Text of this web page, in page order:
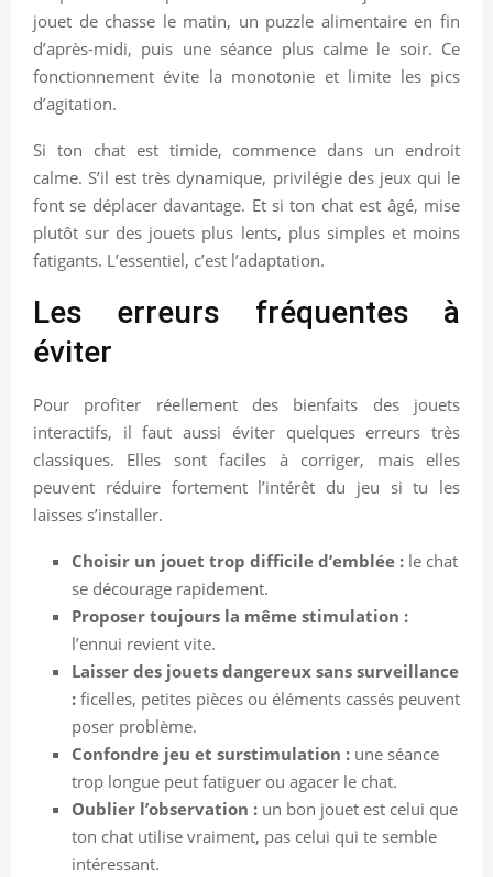
jouet de chasse le matin, un puzzle alimentaire en fin
d’après-midi, puis une séance plus calme le soir. Ce
fonctionnement évite la monotonie et limite les pics
d’agitation.
Si ton chat est timide, commence dans un endroit
calme. S’il est très dynamique, privilégie des jeux qui le
font se déplacer davantage. Et si ton chat est âgé, mise
plutôt sur des jouets plus lents, plus simples et moins
fatigants. L’essentiel, c’est l’adaptation.
Les erreurs fréquentes à
éviter
Pour profiter réellement des bienfaits des jouets
interactifs, il faut aussi éviter quelques erreurs très
classiques. Elles sont faciles à corriger, mais elles
peuvent réduire fortement l’intérêt du jeu si tu les
laisses s’installer.
Choisir un jouet trop difficile d’emblée : le chat
se décourage rapidement.
Proposer toujours la même stimulation :
l’ennui revient vite.
Laisser des jouets dangereux sans surveillance
: ficelles, petites pièces ou éléments cassés peuvent
poser problème.
Confondre jeu et surstimulation : une séance
trop longue peut fatiguer ou agacer le chat.
Oublier l’observation : un bon jouet est celui que
ton chat utilise vraiment, pas celui qui te semble
intéressant.